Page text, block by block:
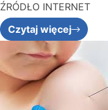
ŹRÓDŁO INTERNET
Czytaj więcej